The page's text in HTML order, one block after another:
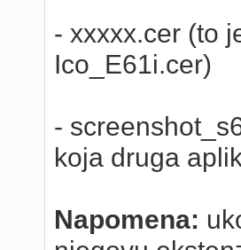
- xxxxx.cer (to
Ico_E61i.cer)
-
koja druga
Napomena: